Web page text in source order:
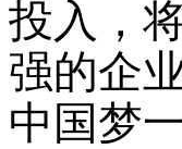
投入，
强的企
中国梦